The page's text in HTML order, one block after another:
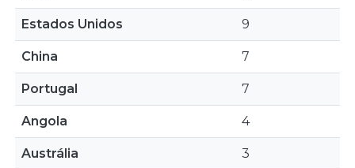
Estados Unidos 9
China 7
Portugal 7
Angola 4
Austrália 3